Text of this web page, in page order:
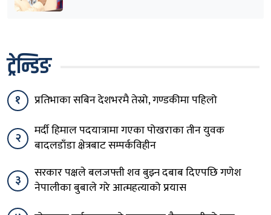
ट्रेन्डिङ
१ प्रतिभाका सबिन देशभरमै तेस्रो, गण्डकीमा पहिलो
२
मर्दी हिमाल पदयात्रामा गएका पोखराका तीन युवक
बादलडाँडा क्षेत्रबाट सम्पर्कविहीन
३
सरकार पक्षले बलजफ्ती शव बुझ्न दबाब दिएपछि गणेश
नेपालीका बुबाले गरे आत्महत्याको प्रयास